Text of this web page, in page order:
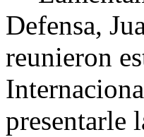
Defensa,
reunieron
presentarle